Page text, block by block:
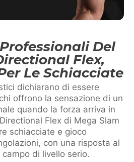
Del
Flex,
Le Schiacciate
dichiarano di essere
offrono la sensazione di un
quando la forza arriva in
Flex di Mega Slam
schiacciate e gioco
con una risposta al
di livello serio.